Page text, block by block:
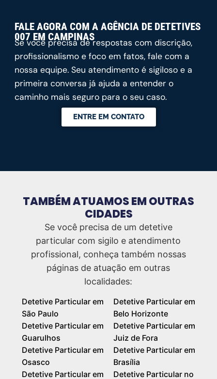
FALE AGORA COM A AGÊNCIA DE DETETIVES
007 EM CAMPINAS
Se você precisa de respostas com discrição,
profissionalismo e foco em fatos, fale com a
nossa equipe. Seu atendimento é sigiloso e a
primeira conversa já ajuda a entender o
caminho mais seguro para o seu caso.
ENTRE EM CONTATO
TAMBÉM ATUAMOS EM OUTRAS
CIDADES
Se você precisa de um detetive
particular com sigilo e atendimento
profissional, conheça também nossas
páginas de atuação em outras
localidades:
Detetive Particular em
São Paulo
Detetive Particular em
Guarulhos
Detetive Particular em
Osasco
Detetive Particular em
Detetive Particular em
Belo Horizonte
Detetive Particular em
Juiz de Fora
Detetive Particular em
Brasília
Detetive Particular no